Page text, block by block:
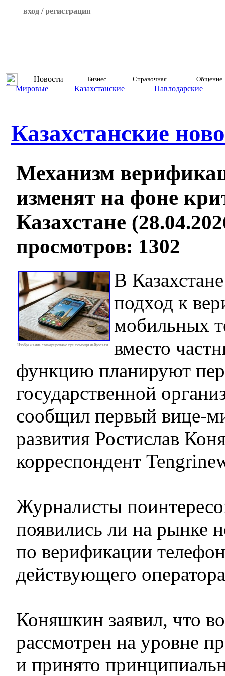
вход / регистрация
Новости Бизнес Справочная Общение
Мировые Казахстанские Павлодарские
Казахстанские
Механизм
изменят на фоне
Казахстане
просмотров: 1302
Изображение сгенерировано при помощи нейросети
В
подход к
мобильных
вместо
функцию планируют
государственной
сообщил первый вице-
развития Ростислав
корреспондент
Журналисты
появились ли на рынке
по верификации
действующего
Коняшкин заявил, что
рассмотрен на уровне
и принято